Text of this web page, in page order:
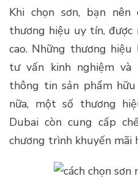
Khi chọn sơn, bạn nên
thương hiệu uy tín,
cao. Những thương
tư vấn kinh nghiệm
thông tin sản phẩm hữu
nữa, một số thương
Dubai còn cung cấp
chương trình khuyến mãi